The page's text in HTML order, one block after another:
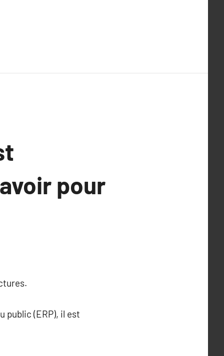
pour
public (ERP), il est